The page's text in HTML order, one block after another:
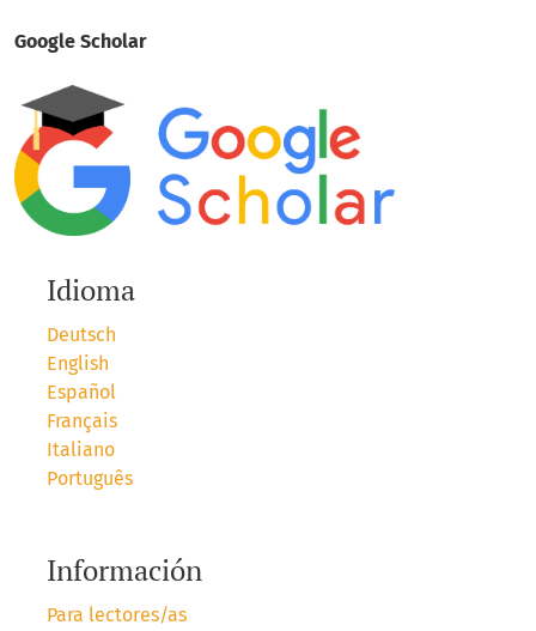
Google Scholar
Idioma
Deutsch
English
Español
Français
Italiano
Português
Información
Para lectores/as